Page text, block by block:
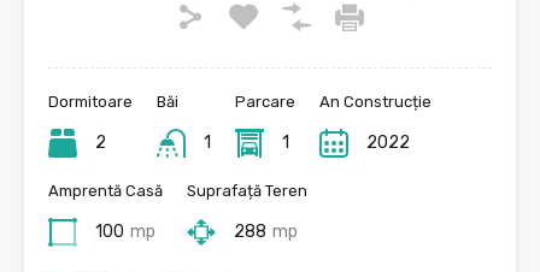
Dormitoare
2
Băi
1
Parcare
1
An Construcție
2022
Amprentă Casă
100 mp
Suprafață Teren
288 mp